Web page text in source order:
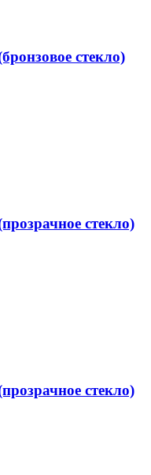
стекло)
стекло)
стекло)